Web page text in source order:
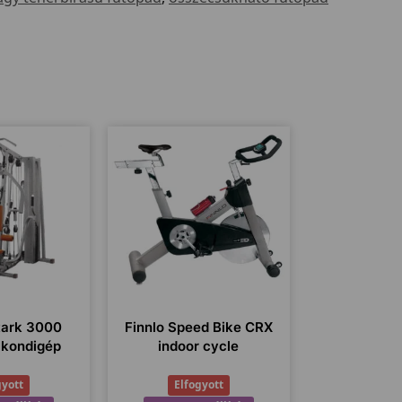
3000
Finnlo Speed Bike CRX
indoor cycle
Elfogyott